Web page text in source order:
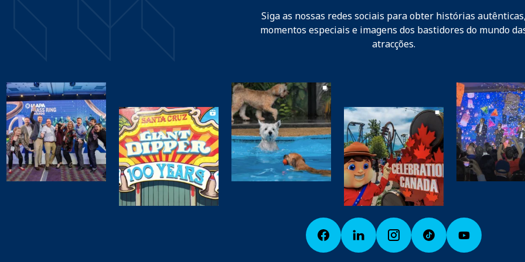
Siga as nossas redes sociais para obter histórias
momentos especiais e imagens dos bastidores do mundo
atracções.